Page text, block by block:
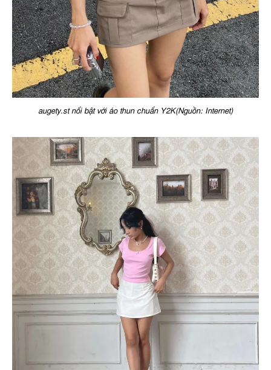
augety.st nổi bật với áo thun chuẩn Y2K(Nguồn: Internet)